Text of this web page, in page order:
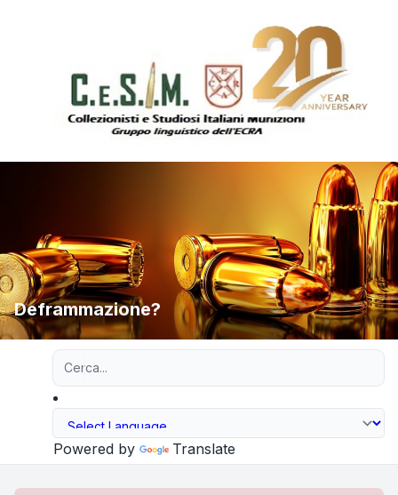
Deframmazione?
Powered by Translate